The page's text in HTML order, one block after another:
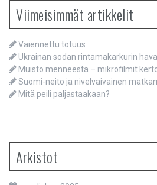
Viimeisimmät artikkelit
Vaiennettu totuus
Ukrainan sodan rintamakarkurin
Muisto menneestä – mikrofilmit
Suomi-neito ja nivelvaivainen
Mitä peili paljastaakaan?
Arkistot